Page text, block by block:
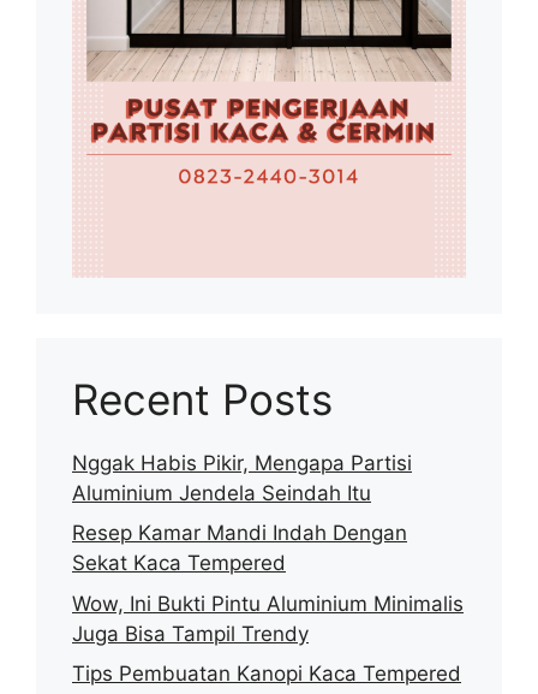
Recent Posts
Nggak Habis Pikir, Mengapa Partisi
Aluminium Jendela Seindah Itu
Resep Kamar Mandi Indah Dengan
Sekat Kaca Tempered
Wow, Ini Bukti Pintu Aluminium Minimalis
Juga Bisa Tampil Trendy
Tips Pembuatan Kanopi Kaca Tempered